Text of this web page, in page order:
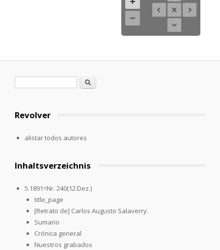
Formulario de búsqueda
Buscar
Revolver
alistar todos autores
Inhaltsverzeichnis
5.1891=Nr. 240(12.Dez.)
title_page
[Retrato de] Carlos Augusto Salaverry.
Sumario
Crónica general
Nuestros grabados